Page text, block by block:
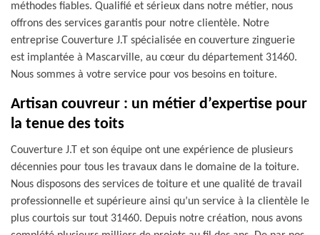
méthodes fiables. Qualifié et sérieux dans notre métier, nous
offrons des services garantis pour notre clientèle. Notre
entreprise Couverture J.T spécialisée en couverture zinguerie
est implantée à Mascarville, au cœur du département 31460.
Nous sommes à votre service pour vos besoins en toiture.
Artisan couvreur : un métier d’expertise pour
la tenue des toits
Couverture J.T et son équipe ont une expérience de plusieurs
décennies pour tous les travaux dans le domaine de la toiture.
Nous disposons des services de toiture et une qualité de travail
professionnelle et supérieure ainsi qu’un service à la clientèle le
plus courtois sur tout 31460. Depuis notre création, nous avons